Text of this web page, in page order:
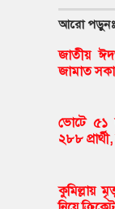
আরো পড়ুনঃ
জাতীয়
জামাত
ভোটে ৫১
২৮৮
কুমিল্লায়